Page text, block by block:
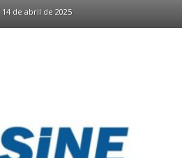
14 de abril de 2025